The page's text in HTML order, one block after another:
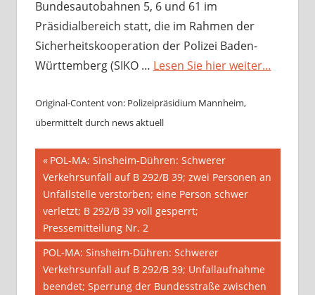
Bundesautobahnen 5, 6 und 61 im
Präsidialbereich statt, die im Rahmen der
Sicherheitskooperation der Polizei Baden-
Württemberg (SIKO … Lesen Sie hier weiter…
Original-Content von: Polizeipräsidium Mannheim,
übermittelt durch news aktuell
Beitragsnavigation
Vorheriger
Beitrag:
POL-MA: Sinsheim-Dühren: Schwerer
Verkehrsunfall auf B 292/B 39; zwei Personen an
Unfallstelle verstorben; eine Person schwer
verletzt; B 292/B 39 voll gesperrt;
Pressemitteilung Nr. 2
Nächster
Beitrag:
POL-MA: Sinsheim-Dühren: Schwerer
Verkehrsunfall auf B 292/B 39; Unfallaufnahme
beendet; Sperrung der Bundesstraße zwischen